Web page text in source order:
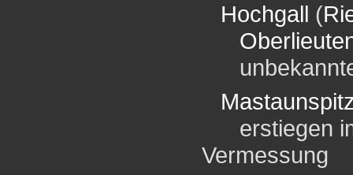
Hochgall (
erstiegen
Vermessung